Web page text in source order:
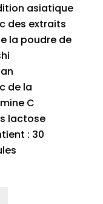
asiatique
des extraits
la poudre de
de la
C
lactose
: 30